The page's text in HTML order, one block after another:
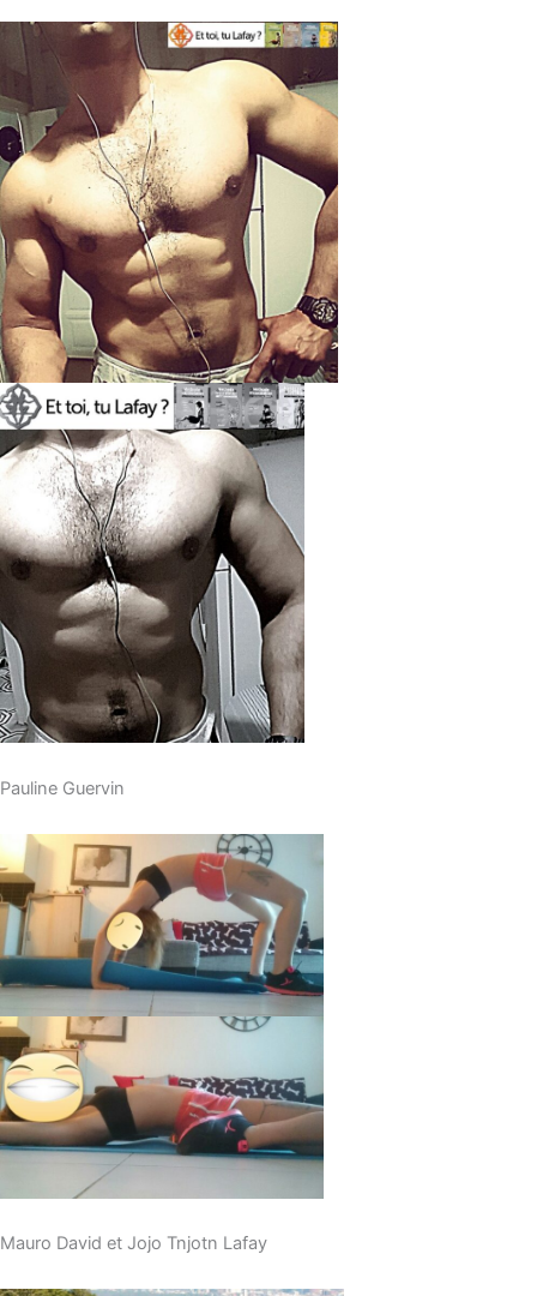
Pauline Guervin
Mauro David et Jojo Tnjotn Lafay